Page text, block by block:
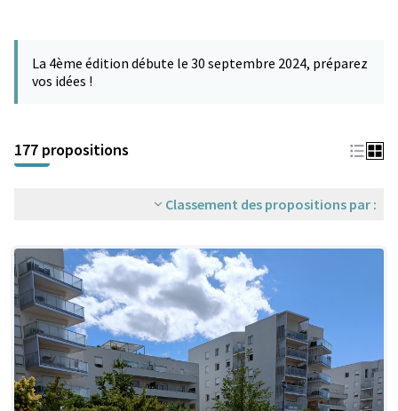
−
La 4ème édition débute le 30 septembre 2024, préparez
vos idées !
177 propositions
Classement des propositions par :